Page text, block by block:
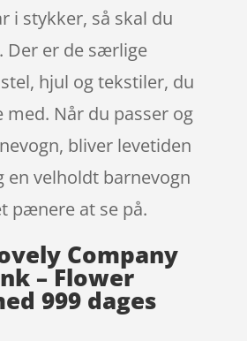
i stykker, så skal du
Der er de særlige
hjul og tekstiler, du
med. Når du passer og
bliver levetiden
velholdt barnevogn
pænere at se på.
Company
– Flower
999 dages